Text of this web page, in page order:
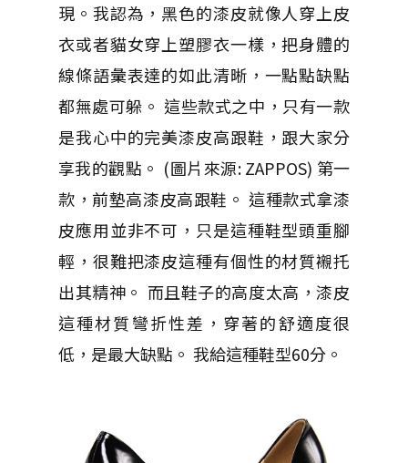
現。我認為，黑色的漆皮就像人穿上皮
衣或者貓女穿上塑膠衣一樣，把身體的
線條語彙表達的如此清晰，一點點缺點
都無處可躲。 這些款式之中，只有一款
是我心中的完美漆皮高跟鞋，跟大家分
享我的觀點。 (圖片來源: ZAPPOS) 第一
款，前墊高漆皮高跟鞋。 這種款式拿漆
皮應用並非不可，只是這種鞋型頭重腳
輕，很難把漆皮這種有個性的材質襯托
出其精神。 而且鞋子的高度太高，漆皮
這種材質彎折性差，穿著的舒適度很
低，是最大缺點。 我給這種鞋型60分。